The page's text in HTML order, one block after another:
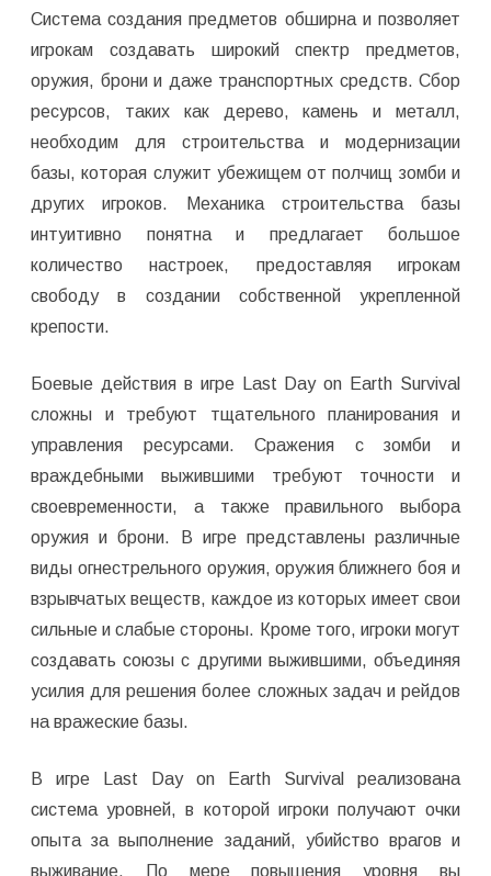
Система создания предметов обширна и позволяет
игрокам создавать широкий спектр предметов,
оружия, брони и даже транспортных средств. Сбор
ресурсов, таких как дерево, камень и металл,
необходим для строительства и модернизации
базы, которая служит убежищем от полчищ зомби и
других игроков. Механика строительства базы
интуитивно понятна и предлагает большое
количество настроек, предоставляя игрокам
свободу в создании собственной укрепленной
крепости.
Боевые действия в игре Last Day on Earth Survival
сложны и требуют тщательного планирования и
управления ресурсами. Сражения с зомби и
враждебными выжившими требуют точности и
своевременности, а также правильного выбора
оружия и брони. В игре представлены различные
виды огнестрельного оружия, оружия ближнего боя и
взрывчатых веществ, каждое из которых имеет свои
сильные и слабые стороны. Кроме того, игроки могут
создавать союзы с другими выжившими, объединяя
усилия для решения более сложных задач и рейдов
на вражеские базы.
В игре Last Day on Earth Survival реализована
система уровней, в которой игроки получают очки
опыта за выполнение заданий, убийство врагов и
выживание. По мере повышения уровня вы